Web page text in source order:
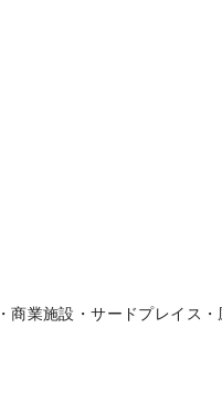
業施設・サードプレイス